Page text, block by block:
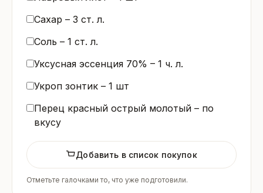
Сахар – 3 ст. л.
Соль – 1 ст. л.
Уксусная эссенция 70% – 1 ч. л.
Укроп зонтик – 1 шт
Перец красный острый молотый – по
вкусу
Добавить в список покупок
Отметьте галочками то, что уже подготовили.